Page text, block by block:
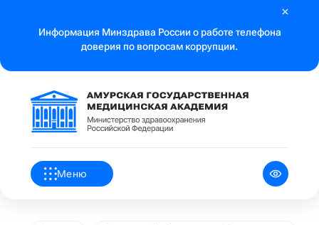
Информация Минздрава России о работе телефона
доверия по вопросам коррупции.
Меню